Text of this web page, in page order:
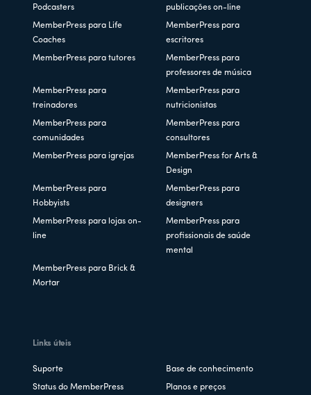
Podcasters
publicações on-line
MemberPress para Life
Coaches
MemberPress para
escritores
MemberPress para tutores
MemberPress para
professores de música
MemberPress para
treinadores
MemberPress para
nutricionistas
MemberPress para
comunidades
MemberPress para
consultores
MemberPress para igrejas
MemberPress for Arts &
Design
MemberPress para
Hobbyists
MemberPress para
designers
MemberPress para lojas on-
line
MemberPress para
profissionais de saúde
mental
MemberPress para Brick &
Mortar
Links úteis
Suporte Base de conhecimento
Status do MemberPress Planos e preços